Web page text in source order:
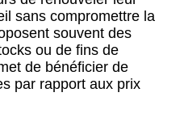
sans compromettre la
souvent des
ou de fins de
de bénéficier de
par rapport aux prix